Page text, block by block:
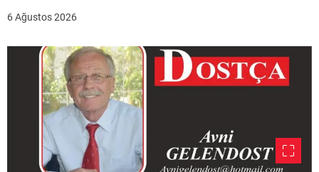
6 Ağustos 2026